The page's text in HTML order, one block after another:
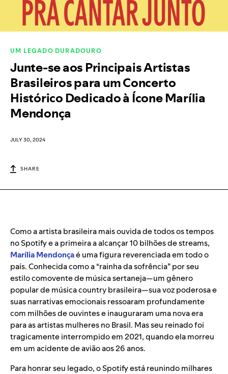
UM LEGADO DURADOURO
Junte-se aos Principais Artistas
Brasileiros para um Concerto
Histórico Dedicado à Ícone Marília
Mendonça
JULY 30, 2024
SHARE
Como a artista brasileira mais ouvida de todos os tempos
no Spotify e a primeira a alcançar 10 bilhões de streams,
Marília Mendonçaé uma figura reverenciada em todo o
país. Conhecida como a “rainha da sofrência” por seu
estilo comovente de música sertaneja—um gênero
popular de música country brasileira—sua voz poderosa e
suas narrativas emocionais ressoaram profundamente
com milhões de ouvintes e inauguraram uma nova era
para as artistas mulheres no Brasil. Mas seu reinado foi
tragicamente interrompido em 2021, quando ela morreu
em um acidente de avião aos 26 anos.
Para honrar seu legado, o Spotify está reunindo milhares